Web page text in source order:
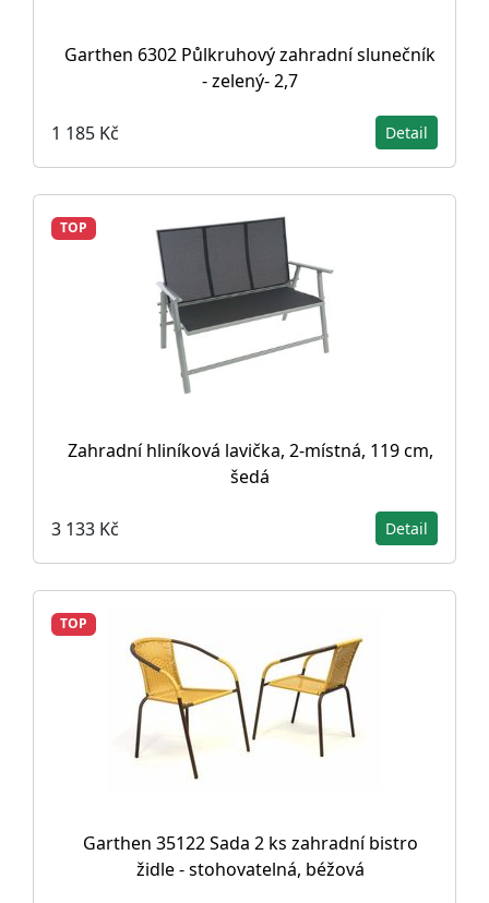
Garthen 6302 Půlkruhový zahradní slunečník
- zelený- 2,7
1 185 Kč Detail
TOP
Zahradní hliníková lavička, 2-místná, 119 cm,
šedá
3 133 Kč Detail
TOP
Garthen 35122 Sada 2 ks zahradní bistro
židle - stohovatelná, béžová